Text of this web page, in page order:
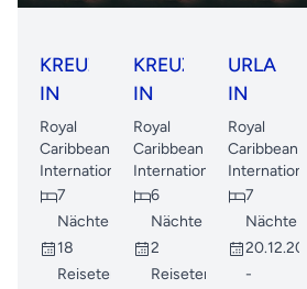
KREUZFAHRT
IN
DER
SÜDLICHEN
KARIBIK
Royal
Caribbean
International
7
Nächte
18
Reisetermine
KREUZFAHRT
IN
DER
SÜDLICHEN
KARIBIK
Royal
Caribbean
International
6
Nächte
2
Reisetermine
URLAUB
IN
DER
KARIBIK
Royal
Caribbean
International
7
Nächte
-